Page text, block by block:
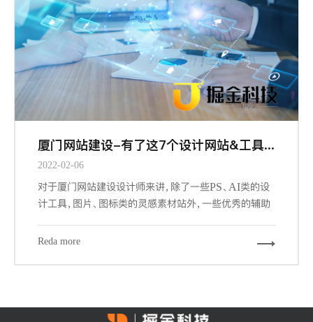
厦门网站建设-有了这7个设计网站&工具，做设计更有谱了
2022-02-06
对于厦门网站建设设计师来讲，除了一些PS、AI类的设
计工具，图片、图标类的灵感素材站外，一些优秀的辅助
我们的设计工作。下面给大家推荐7个必备的辅助工具和
Reda more